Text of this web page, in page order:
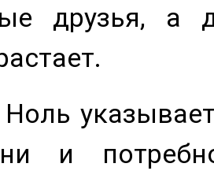
друзья, а
и